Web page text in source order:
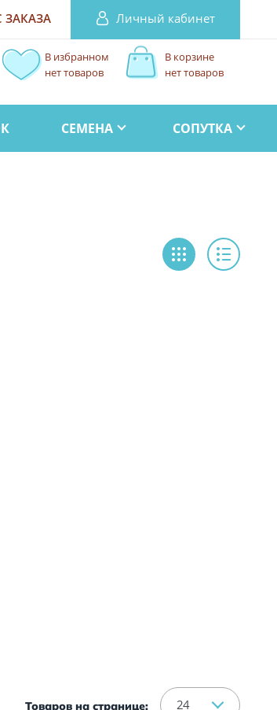
ЗАКАЗА Личный кабинет
В корзине
нет товаров
В избранном
нет товаров
СЕМЕНА СОПУТКА
Товаров на странице: 24